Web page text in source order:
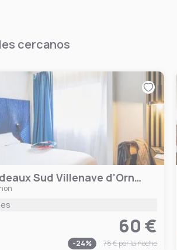
cercanos
ibis Styles Bordeaux Sud Villenave d'Ornon
60 €
-24% 78 €por la noche